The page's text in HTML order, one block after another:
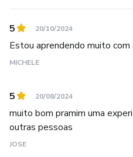
5 20/10/2024
Estou aprendendo muito
MICHELE
5 20/08/2024
muito bom pramim uma
outras pessoas
JOSE